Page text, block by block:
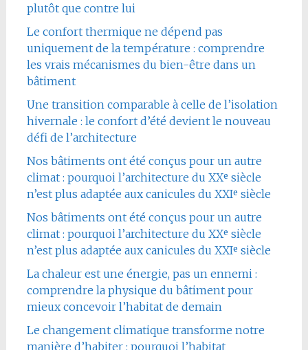
plutôt que contre lui
Le confort thermique ne dépend pas
uniquement de la température : comprendre
les vrais mécanismes du bien-être dans un
bâtiment
Une transition comparable à celle de l’isolation
hivernale : le confort d’été devient le nouveau
défi de l’architecture
Nos bâtiments ont été conçus pour un autre
climat : pourquoi l’architecture du XXᵉ siècle
n’est plus adaptée aux canicules du XXIᵉ siècle
Nos bâtiments ont été conçus pour un autre
climat : pourquoi l’architecture du XXᵉ siècle
n’est plus adaptée aux canicules du XXIᵉ siècle
La chaleur est une énergie, pas un ennemi :
comprendre la physique du bâtiment pour
mieux concevoir l’habitat de demain
Le changement climatique transforme notre
manière d’habiter : pourquoi l’habitat